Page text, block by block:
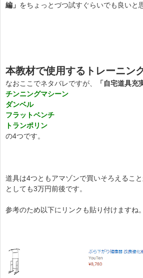
編」 をちょっとづつ試すぐらいでも良いと
本教材で使用するトレーニン
なおここでネタバレですが、 「自宅道具充
チンニングマシーン
ダンベル
フラットベンチ
トランポリン
の4つです。
道具は4つともアマゾンで買いそろえるこ
としても3万円前後です。
参考のため以下にリンクも貼り付けますね。